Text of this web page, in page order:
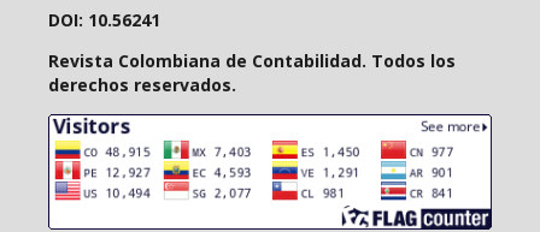
DOI: 10.56241
Revista Colombiana de Contabilidad. Todos los
derechos reservados.